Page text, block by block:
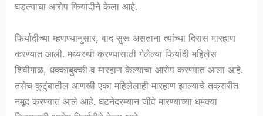
घडल्याचा आरोप फिर्यादीने केला आहे.
फिर्यादीच्या म्हणण्यानुसार, वाद सुरू असताना त्यांच्या दिरास मारहाण
करण्यात आली. मध्यस्थी करण्यासाठी गेलेल्या फिर्यादी महिलेस
शिवीगाळ, धक्काबुक्की व मारहाण केल्याचा आरोप करण्यात आला आहे.
तसेच कुटुंबातील आणखी एका महिलेलाही मारहाण झाल्याचे तक्रारीत
नमूद करण्यात आले आहे. घटनेदरम्यान जीवे मारण्याच्या धमक्या